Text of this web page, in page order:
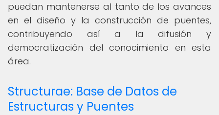
puedan mantenerse al tanto de los avances
en el diseño y la construcción de puentes,
contribuyendo así a la difusión y
democratización del conocimiento en esta
área.
Structurae: Base de Datos de
Estructuras y Puentes